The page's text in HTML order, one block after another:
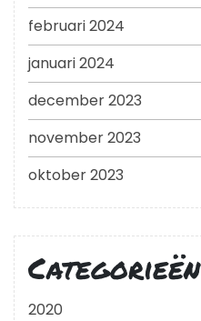
februari 2024
januari 2024
december 2023
november 2023
oktober 2023
Categorieën
2020